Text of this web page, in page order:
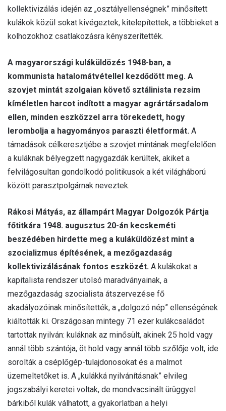
kollektivizálás idején az „osztályellenségnek” minősített
kulákok közül sokat kivégeztek, kitelepítettek, a többieket a
kolhozokhoz csatlakozásra kényszerítették.
A magyarországi kuláküldözés 1948-ban, a
kommunista hatalomátvétellel kezdődött meg. A
szovjet mintát szolgaian követő sztálinista rezsim
kíméletlen harcot indított a magyar agrártársadalom
ellen, minden eszközzel arra törekedett, hogy
lerombolja a hagyományos paraszti életformát. A
támadások célkeresztjébe a szovjet mintának megfelelően
a kuláknak bélyegzett nagygazdák kerültek, akiket a
felvilágosultan gondolkodó politikusok a két világháború
között parasztpolgárnak neveztek.
Rákosi Mátyás, az állampárt Magyar Dolgozók Pártja
főtitkára 1948. augusztus 20-án kecskeméti
beszédében hirdette meg a kuláküldözést mint a
szocializmus építésének, a mezőgazdaság
kollektivizálásának fontos eszközét. A kulákokat a
kapitalista rendszer utolsó maradványainak, a
mezőgazdaság szocialista átszervezése fő
akadályozóinak minősítették, a „dolgozó nép” ellenségének
kiáltották ki. Országosan mintegy 71 ezer kulákcsaládot
tartottak nyilván: kuláknak az minősült, akinek 25 hold vagy
annál több szántója, öt hold vagy annál több szőlője volt, ide
sorolták a cséplőgép-tulajdonosokat és a malmot
üzemeltetőket is. A „kulákká nyilvánításnak” elvileg
jogszabályi keretei voltak, de mondvacsinált ürüggyel
bárkiből kulák válhatott, a gyakorlatban a helyi